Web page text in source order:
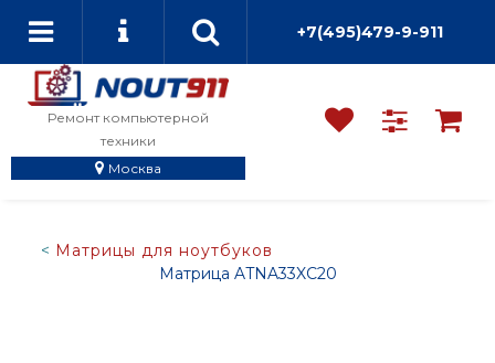
+7(495)479-9-911
Ремонт компьютерной
техники
Москва
Матрицы для ноутбуков
Матрица ATNA33XC20